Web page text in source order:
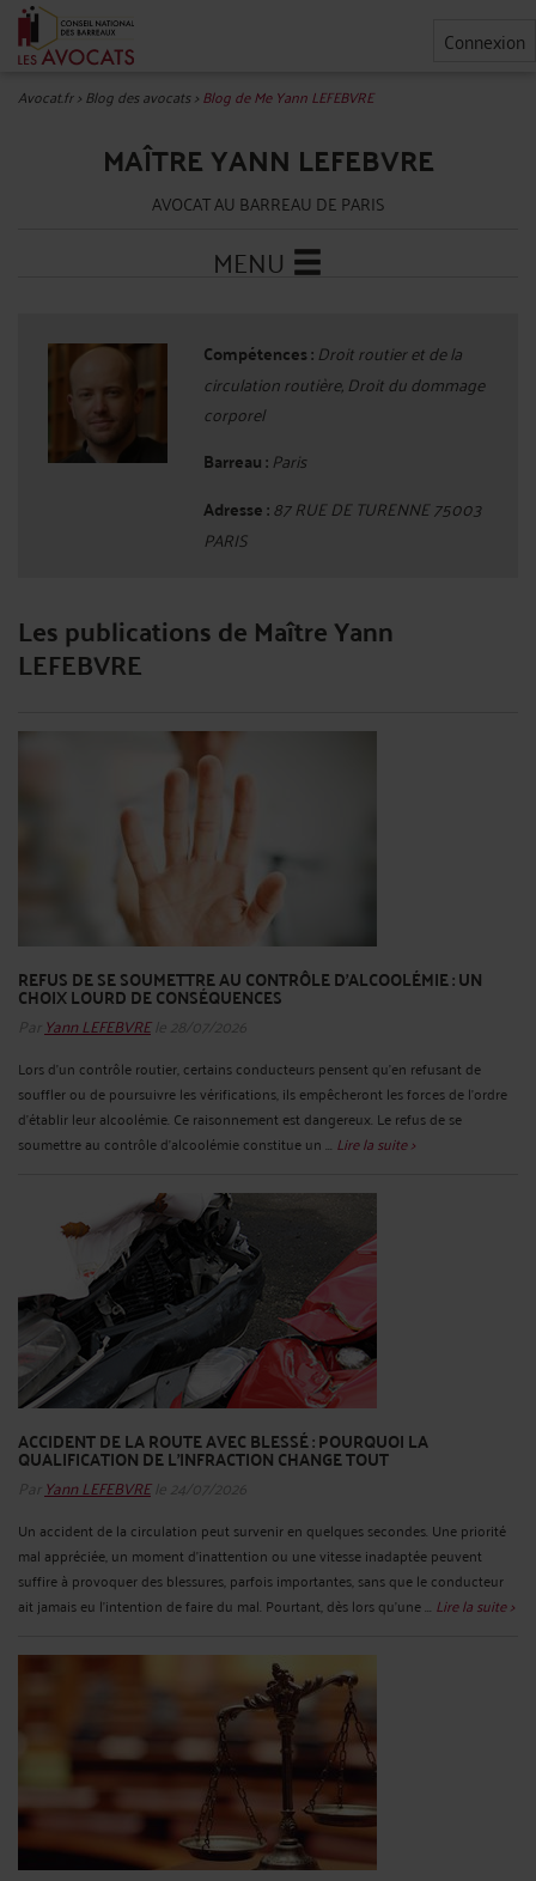
Connexion
Avocat.fr>Blog des avocats>Blog de Me Yann LEFEBVRE
MAÎTRE YANN LEFEBVRE
AVOCAT AU BARREAU DE PARIS
MENU
Compétences : Droit routier et de la
circulation routière, Droit du dommage
corporel
Barreau : Paris
Adresse :87 RUE DE TURENNE 75003
PARIS
Les publications de Maître Yann
LEFEBVRE
REFUS DE SE SOUMETTRE AU CONTRÔLE D’ALCOOLÉMIE : UN
CHOIX LOURD DE CONSÉQUENCES
Par Yann LEFEBVREle 28/07/2026
Lors d’un contrôle routier, certains conducteurs pensent qu’en refusant de
souffler ou de poursuivre les vérifications, ils empêcheront les forces de l’ordre
d’établir leur alcoolémie. Ce raisonnement est dangereux. Le refus de se
soumettre au contrôle d’alcoolémie constitue un ... Lire la suite >
ACCIDENT DE LA ROUTE AVEC BLESSÉ : POURQUOI LA
QUALIFICATION DE L’INFRACTION CHANGE TOUT
Par Yann LEFEBVREle 24/07/2026
Un accident de la circulation peut survenir en quelques secondes. Une priorité
mal appréciée, un moment d’inattention ou une vitesse inadaptée peuvent
suffire à provoquer des blessures, parfois importantes, sans que le conducteur
ait jamais eu l’intention de faire du mal. Pourtant, dès lors qu’une ... Lire la suite >